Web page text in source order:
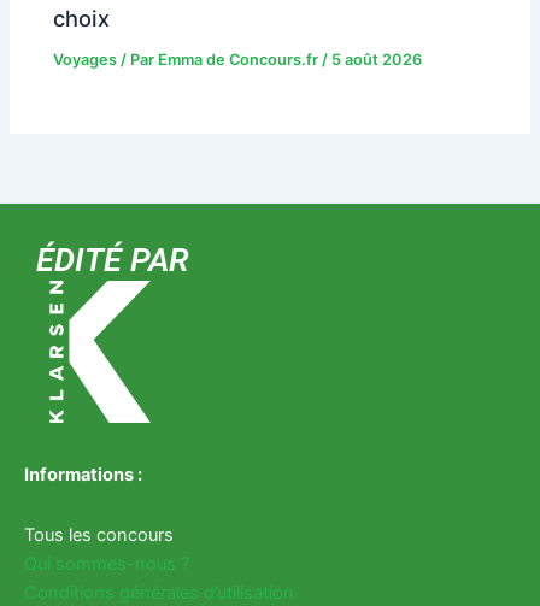
choix
Voyages / Par Emma de Concours.fr / 5 août 2026
ÉDITÉ PAR
Informations :
Tous les concours
Qui sommes-nous ?
Conditions générales d’utilisation